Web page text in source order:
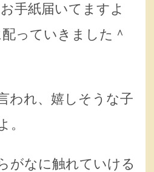
手紙届いてますよ
っていきました＾
われ、嬉しそうな子
。
がなに触れていける